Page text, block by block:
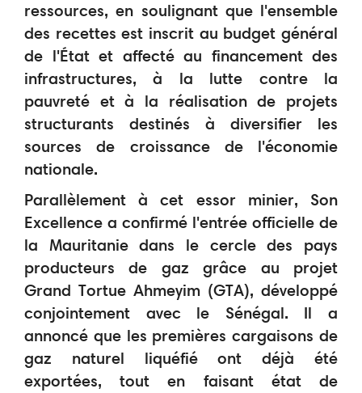
ressources, en soulignant que l'ensemble
des recettes est inscrit au budget général
de l'État et affecté au financement des
infrastructures, à la lutte contre la
pauvreté et à la réalisation de projets
structurants destinés à diversifier les
sources de croissance de l'économie
nationale.
Parallèlement à cet essor minier, Son
Excellence a confirmé l'entrée officielle de
la Mauritanie dans le cercle des pays
producteurs de gaz grâce au projet
Grand Tortue Ahmeyim (GTA), développé
conjointement avec le Sénégal. Il a
annoncé que les premières cargaisons de
gaz naturel liquéfié ont déjà été
exportées, tout en faisant état de